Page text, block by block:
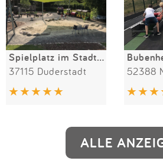
Spielplatz im Stadtpark
37115 Duderstadt 52388
ALLE